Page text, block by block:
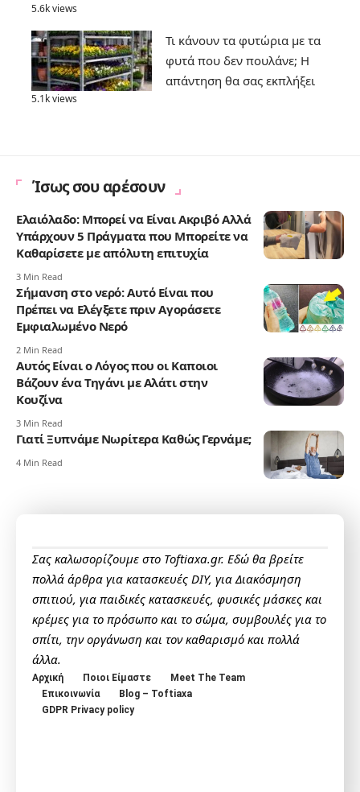
5.6k views
Τι κάνουν τα φυτώρια με τα
φυτά που δεν πουλάνε; Η
απάντηση θα σας εκπλήξει
5.1k views
Ίσως σου αρέσουν
Ελαιόλαδο: Μπορεί να Είναι Ακριβό Αλλά
Υπάρχουν 5 Πράγματα που Μπορείτε να
Καθαρίσετε με απόλυτη επιτυχία
3 Min Read
Σήμανση στο νερό: Αυτό Είναι που
Πρέπει να Ελέγξετε πριν Αγοράσετε
Εμφιαλωμένο Νερό
2 Min Read
Αυτός Είναι ο Λόγος που οι Καποιοι
Βάζουν ένα Τηγάνι με Αλάτι στην
Κουζίνα
3 Min Read
Γιατί Ξυπνάμε Νωρίτερα Καθώς Γερνάμε;
4 Min Read
Σας καλωσορίζουμε στο Toftiaxa.gr. Εδώ θα βρείτε
πολλά άρθρα για κατασκευές DIY, για Διακόσμηση
σπιτιού, για παιδικές κατασκευές, φυσικές μάσκες και
κρέμες για το πρόσωπο και το σώμα, συμβουλές για το
σπίτι, την οργάνωση και τον καθαρισμό και πολλά
άλλα.
Αρχική Ποιοι Είμαστε
Meet The Team
Επικοινωνία
Blog – Toftiaxa
GDPR Privacy policy